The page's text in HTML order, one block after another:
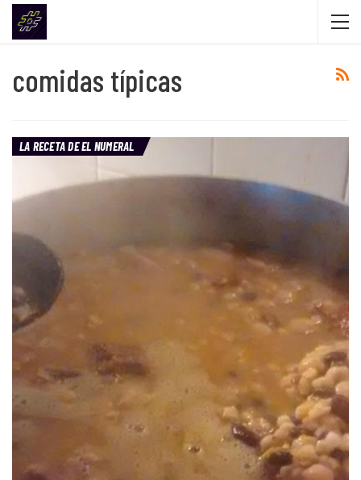
comidas típicas
LA RECETA DE EL NUMERAL